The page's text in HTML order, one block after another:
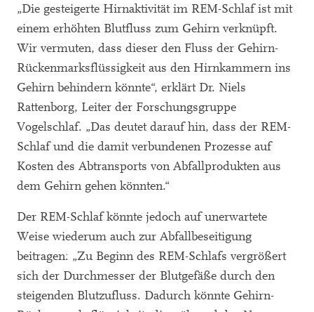
„Die gesteigerte Hirnaktivität im REM-Schlaf ist mit
einem erhöhten Blutfluss zum Gehirn verknüpft.
Wir vermuten, dass dieser den Fluss der Gehirn-
Rückenmarksflüssigkeit aus den Hirnkammern ins
Gehirn behindern könnte“, erklärt Dr. Niels
Rattenborg, Leiter der Forschungsgruppe
Vogelschlaf. „Das deutet darauf hin, dass der REM-
Schlaf und die damit verbundenen Prozesse auf
Kosten des Abtransports von Abfallprodukten aus
dem Gehirn gehen könnten.“
Der REM-Schlaf könnte jedoch auf unerwartete
Weise wiederum auch zur Abfallbeseitigung
beitragen: „Zu Beginn des REM-Schlafs vergrößert
sich der Durchmesser der Blutgefäße durch den
steigenden Blutzufluss. Dadurch könnte Gehirn-